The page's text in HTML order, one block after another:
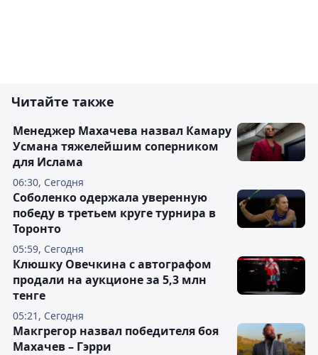
Читайте также
06:30, Сегодня
Менеджер Махачева назвал Камару
Усмана тяжелейшим соперником
для Ислама
05:59, Сегодня
Соболенко одержала уверенную
победу в третьем круге турнира в
Торонто
05:21, Сегодня
Клюшку Овечкина с автографом
продали на аукционе за 5,3 млн
тенге
Макгрегор назвал победителя боя
Махачев – Гэрри